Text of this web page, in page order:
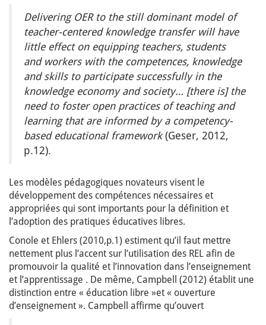
Delivering OER to the still dominant model of
teacher-centered knowledge transfer will have
little effect on equipping teachers, students
and workers with the competences, knowledge
and skills to participate successfully in the
knowledge economy and society… [there is] the
need to foster open practices of teaching and
learning that are informed by a competency-
based educational framework(Geser, 2012,
p.12).
Les modèles pédagogiques novateurs visent le
développement des compétences nécessaires et
appropriées qui sont importants pour la définition et
l’adoption des pratiques éducatives libres.
Conole et Ehlers (2010,p.1) estiment qu’il faut mettre
nettement plus l’accent sur l’utilisation des REL afin de
promouvoir la qualité et l’innovation dans l’enseignement
et l’apprentissage . De même, Campbell (2012) établit une
distinction entre « éducation libre »et « ouverture
d’enseignement ». Campbell affirme qu’ouvert